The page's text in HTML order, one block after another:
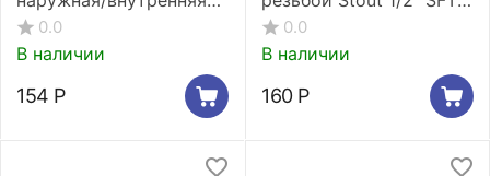
резьба никелированная
Stout SFT-0029-003814*
0.0
В наличии
154 Р
0003-001212
0.0
В наличии
160 Р